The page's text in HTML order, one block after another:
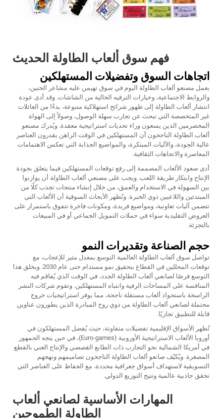
فهم سوق ألعاب الطاولة الحديث
اتجاهات السوق وتفضيلات المستهلكين
يعمل مصنعو ألعاب الطاولة اليوم في سوق تهيمن عليه مشاعر الحنين،
والروابط الاجتماعية، وخيارات الترفيه الخالية من الشاشات. وقد أدى عودة
انتشار ألعاب الطاولة إلى ظهور شرائح استهلاكية متنوعة، بدءًا من العائلات
غير المتخصصة التي تبحث عن تجارب سهلة الوصول، وصولاً إلى الهواة
المخضرمين الذين يسعون وراء تحديات استراتيجية معقدة. ويُدرك مصنعو
ألعاب الطاولة الناجحون أن المستهلكين في الوقت الراهن يقدرون العناصر
عالية الجودة، والآليات المبتكرة، والمواضيع الجذابة التي تعكس الاهتمامات
المعاصرة والاتجاهات الثقافية.
أدى صعود الألعاب المصممة إلى رفع توقعات المستهلكين فيما يتعلق بجودة
الإنتاج وابتكار طريقة اللعب. ويجب على مصنعي ألعاب الطاولة أن يوازنوا
بين السهولة في الاستخدام والعمق، من خلال إنشاء منتجات تجذب كلًا من
المبتدئين واللاعبين ذوي الخبرة. وتُظهر الأبحاث السوقية أن الألعاب التي
تتضمن آليات تعاونية، ومواضيع فريدة، ومكونات فاخرة تتفوق باستمرار على
العروض التقليدية سواء في حملات التمويل الجماعي أو في المبيعات
بالتجزئة.
حجم الصناعة وتقديرات النمو
تواصل سوق ألعاب الطاولة العالمية التوسع بمعدل مثير للإعجاب، مع
توقعات المحللين في القطاع بتحقيق نمو مستدام حتى عام 2030. ويخلق هذا
التوسع فرصًا لصانعي ألعاب الطاولة الجدد، في الوقت الذي يُفاقم فيه
المنافسة على المساحات الرفية وانتباه المستهلكين. وتقوم شركات النشر
الراسخة باستحواذ ألعاب مستقلة ناجحة، مما يوفر استراتيجيات خروج
محتملة لصانعي ألعاب الطاولة من ذوي روح المبادرة الذين يطورون عناوين
قابلة للتطبيق تجاريًا.
تُظهر الأسواق الإقليمية تفضيلات متفاوتة، حيث يُفضل المستهلكون في
أوروبا الألعاب الاستراتيجية الأوروبية (Euro-games)، في حين يتجه الجمهور
في أمريكا الشمالية نحو التجارب ذات الطابع القصصي والإنتاج الغني بالقطع
المصغرة. ويُكيّف صانعو ألعاب الطاولة الناجحون تصاميمهم ونهجهم
التسويقية لاستهداف أسواق جغرافية محددة، مع الحفاظ على العناصر التي
تحقق جاذبية عالمية وتتيح التوزيع الدولي.
المهارات الأساسية لصانعي ألعاب
الطاولة الطموحين